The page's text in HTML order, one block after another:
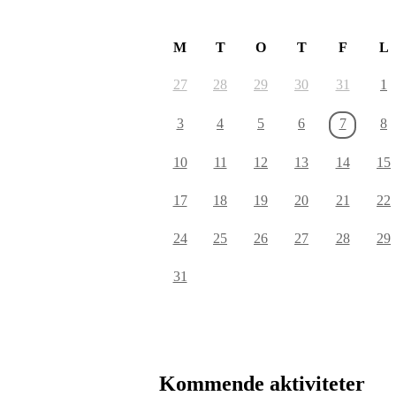
M T O T F L
27 28 29 30 31 1
3 4 5 6 7 8
10 11 12 13 14 15
17 18 19 20 21 22
24 25 26 27 28 29
31
Kommende aktiviteter